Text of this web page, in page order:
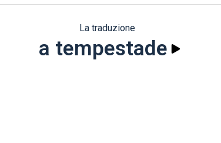
La traduzione
a tempestade